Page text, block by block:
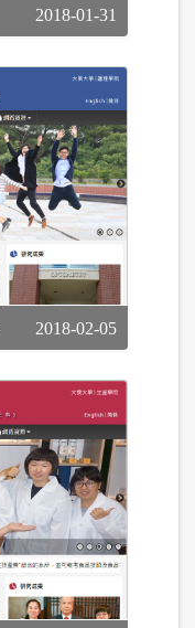
2018-01-31
2018-02-05